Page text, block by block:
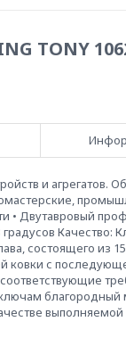
TONY
и агрегатов.
• Двутавровый
Качество:
состоящего из
ковки с
благородный